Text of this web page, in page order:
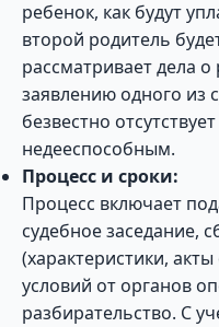
ребенок, как будут
второй родитель
рассматривает дела
заявлению одного из
безвестно
недееспособным.
Процесс и сроки:
Процесс включает
судебное заседание,
(характеристики,
условий от органов
разбирательство. С